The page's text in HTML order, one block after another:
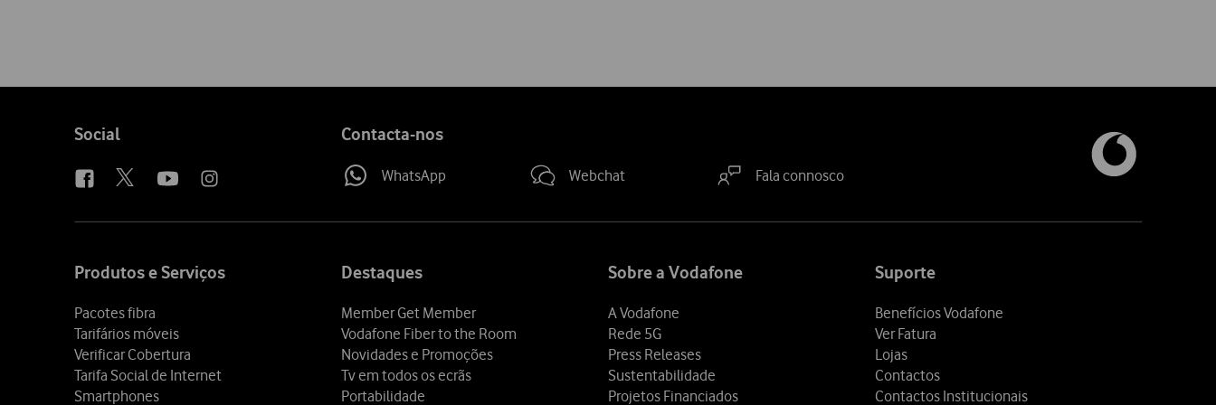
Follow
Social Contacta-nos
WhatsApp Webchat Fala connosco
Produtos e Serviços
Pacotes fibra
Tarifários móveis
Verificar Cobertura
Tarifa Social de Internet
Smartphones
Destaques
Member Get Member
Vodafone Fiber to the Room
Novidades e Promoções
Tv em todos os ecrãs
Portabilidade
Sobre a Vodafone
A Vodafone
Rede 5G
Press Releases
Sustentabilidade
Projetos Financiados
Suporte
Benefícios Vodafone
Ver Fatura
Lojas
Contactos
Contactos Institucionais